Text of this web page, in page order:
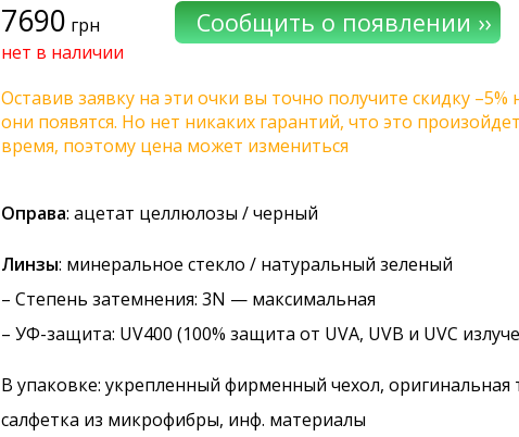
7690 грн
нет в наличии
Оставив заявку на эти очки вы точно получите скидку –5%
они появятся. Но нет никаких гарантий, что это
время, поэтому цена может измениться
Оправа: ацетат целлюлозы / черный
Линзы: минеральное стекло / натуральный зеленый
– Степень затемнения: 3N — максимальная
– УФ-защита: UV400 (100% защита от UVA, UVB и UVC
В упаковке: укрепленный фирменный чехол, оригинальная
салфетка из микрофибры, инф. материалы